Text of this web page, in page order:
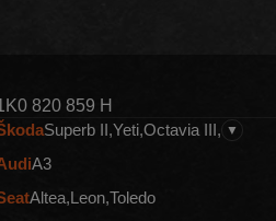
820 859 H
Superb II Yeti Octavia III ▼
A3
Altea Leon Toledo